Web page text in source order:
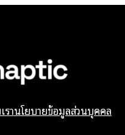
รานโยบายข้อมูลส่วนบุคคล